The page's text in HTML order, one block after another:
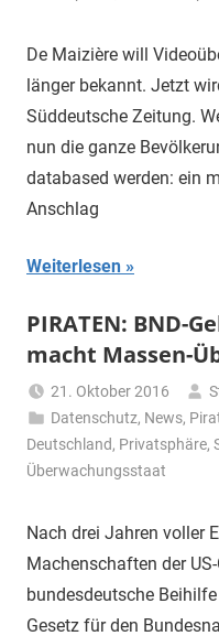
De Maizière will
länger bekannt. Jetzt
Süddeutsche Zeitung.
nun die ganze
databased werden: ein
Anschlag
Weiterlesen
PIRATEN: BND-
macht Massen-
21. Oktober 2016
Datenschutz, News,
Deutschland, Privatsphäre,
Überwachungsstaat
Nach drei Jahren voller
Machenschaften der
bundesdeutsche
Gesetz für den